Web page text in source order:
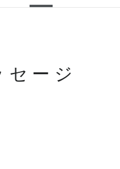
ージ